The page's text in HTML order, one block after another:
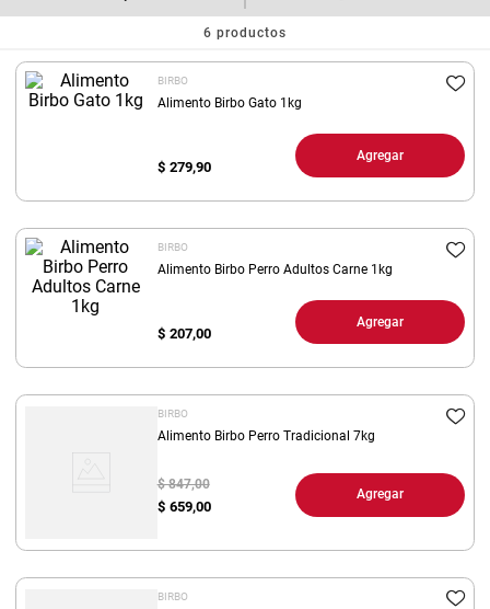
6 productos
BIRBO
Alimento Birbo Gato 1kg
$ 279,90
Agregar
BIRBO
Alimento Birbo Perro Adultos Carne 1kg
$ 207,00
Agregar
BIRBO
Alimento Birbo Perro Tradicional 7kg
$ 659,00
$ 847,00
Agregar
BIRBO
4. queso
5.
. bondiola
. fideos